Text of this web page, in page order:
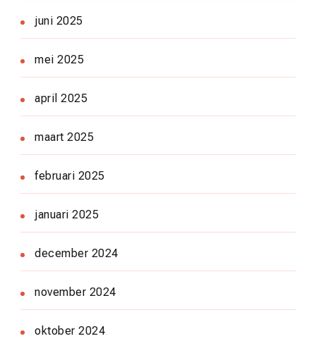
juni 2025
mei 2025
april 2025
maart 2025
februari 2025
januari 2025
december 2024
november 2024
oktober 2024